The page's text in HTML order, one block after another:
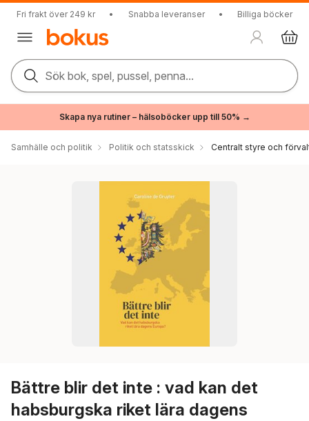
Fri frakt över 249 kr • Snabba leveranser • Billiga böcker
Sök bok, spel, pussel, penna...
Skapa nya rutiner – hälsoböcker upp till 50% →
Samhälle och politik Politik och statsskick Centralt styre och
Bättre blir det inte : vad kan det
habsburgska riket lära dagens